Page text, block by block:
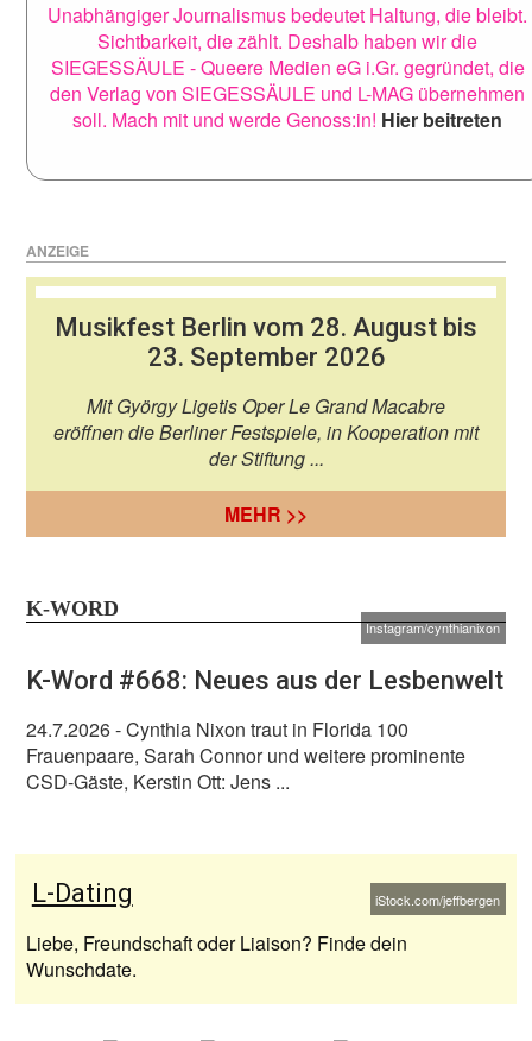
Unabhängiger Journalismus bedeutet Haltung, die bleibt.
Sichtbarkeit, die zählt. Deshalb haben wir die
SIEGESSÄULE - Queere Medien eG i.Gr. gegründet, die
den Verlag von SIEGESSÄULE und L-MAG übernehmen
soll. Mach mit und werde Genoss:in! Hier beitreten
ANZEIGE
Musikfest Berlin vom 28. August bis
23. September 2026
Mit György Ligetis Oper Le Grand Macabre
eröffnen die Berliner Festspiele, in Kooperation mit
der Stiftung ...
MEHR >>
K-WORD
Instagram/cynthianixon
K-Word #668: Neues aus der Lesbenwelt
24.7.2026- Cynthia Nixon traut in Florida 100
Frauenpaare, Sarah Connor und weitere prominente
CSD-Gäste, Kerstin Ott: Jens ...
L-Dating iStock.com/jeffbergen
Liebe, Freundschaft oder Liaison? Finde dein
Wunschdate.